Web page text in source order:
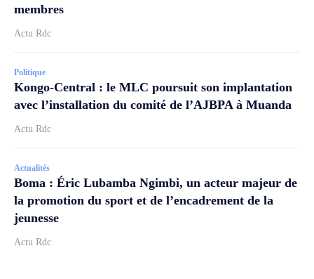
membres
Actu Rdc
Politique
Kongo-Central : le MLC poursuit son implantation
avec l’installation du comité de l’AJBPA à Muanda
Actu Rdc
Actualités
Boma : Éric Lubamba Ngimbi, un acteur majeur de
la promotion du sport et de l’encadrement de la
jeunesse
Actu Rdc